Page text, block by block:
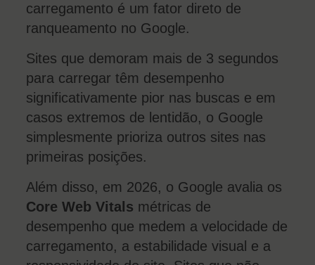
carregamento é um fator direto de
ranqueamento no Google.
Sites que demoram mais de 3 segundos
para carregar têm desempenho
significativamente pior nas buscas e em
casos extremos de lentidão, o Google
simplesmente prioriza outros sites nas
primeiras posições.
Além disso, em 2026, o Google avalia os
Core Web Vitals métricas de
desempenho que medem a velocidade de
carregamento, a estabilidade visual e a